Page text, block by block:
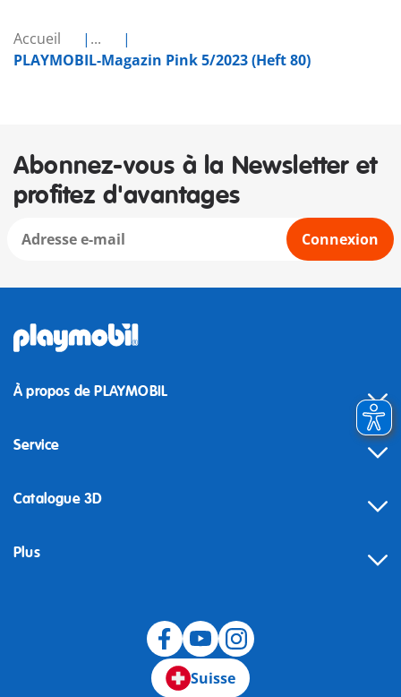
Accueil
...
PLAYMOBIL-Magazin Pink 5/2023 (Heft 80)
Abonnez-vous à la Newsletter et
profitez d'avantages
Connexion
À propos de PLAYMOBIL
Service
Catalogue 3D
Plus
Suisse